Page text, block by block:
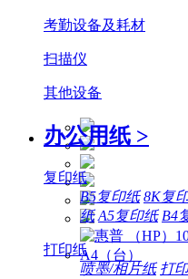
考勤设备及耗材
扫描仪
其他设备
办公用纸 >
复印纸
B5复印纸 8K复
纸 A5复印纸 B4
打印纸
喷墨/相片纸 打